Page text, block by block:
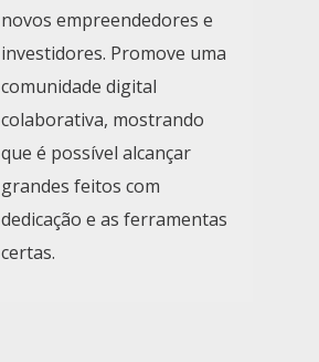
novos empreendedores e
investidores. Promove uma
comunidade digital
colaborativa, mostrando
que é possível alcançar
grandes feitos com
dedicação e as ferramentas
certas.